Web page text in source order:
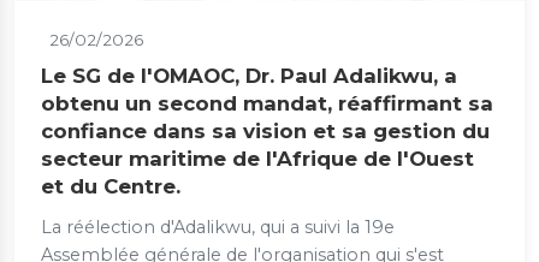
26/02/2026
Le SG de l'OMAOC, Dr. Paul Adalikwu, a
obtenu un second mandat, réaffirmant sa
confiance dans sa vision et sa gestion du
secteur maritime de l'Afrique de l'Ouest
et du Centre.
La réélection d'Adalikwu, qui a suivi la 19e
Assemblée générale de l'organisation qui s'est